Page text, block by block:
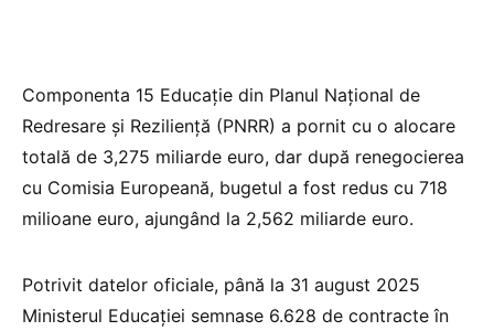
Componenta 15 Educație din Planul Național de
Redresare și Reziliență (PNRR) a pornit cu o alocare
totală de 3,275 miliarde euro, dar după renegocierea
cu Comisia Europeană, bugetul a fost redus cu 718
milioane euro, ajungând la 2,562 miliarde euro.
Potrivit datelor oficiale, până la 31 august 2025
Ministerul Educației semnase 6.628 de contracte în